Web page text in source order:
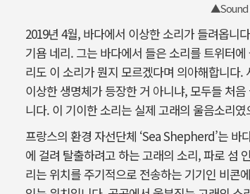
▲Sound
2019년 4월, 바다에서 이상한 소리가 들려옵니
기욤 네리. 그는 바다에서 들은 소리를 트위터
리도 이 소리가 뭔지 모르겠다며 의아해합니다
이상한 생명체가 등장한 거 아니냐, 모두들 처
니다. 이 기이한 소리는 실제 고래의 울음소리였
프랑스의 환경 자선단체 ‘Sea Shepherd’는
에 걸려 탈출하려고 하는 고래의 소리, 파로 섬
리는 위치를 주기적으로 전송하는 기기인 비콘